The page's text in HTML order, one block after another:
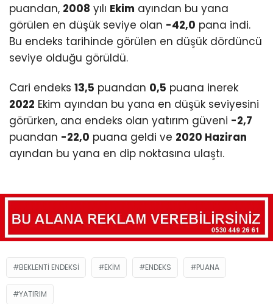
puandan, 2008 yılı Ekim ayından bu yana
görülen en düşük seviye olan -42,0 pana indi.
Bu endeks tarihinde görülen en düşük dördüncü
seviye olduğu görüldü.
Cari endeks 13,5 puandan 0,5 puana inerek
2022 Ekim ayından bu yana en düşük seviyesini
görürken, ana endeks olan yatırım güveni -2,7
puandan -22,0 puana geldi ve 2020 Haziran
ayından bu yana en dip noktasına ulaştı.
BEKLENTI ENDEKSI EKIM ENDEKS PUANA
YATIRIM